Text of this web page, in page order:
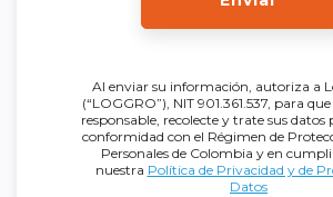
Al enviar su información, autoriza a
(“LOGGRO”), NIT 901.361.537, para
responsable, recolecte y trate sus datos
conformidad con el Régimen de
Personales de Colombia y en
nuestra Política de Privacidad y de
Datos